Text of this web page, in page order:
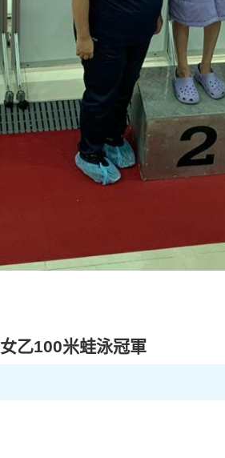
女乙100米蛙泳冠軍